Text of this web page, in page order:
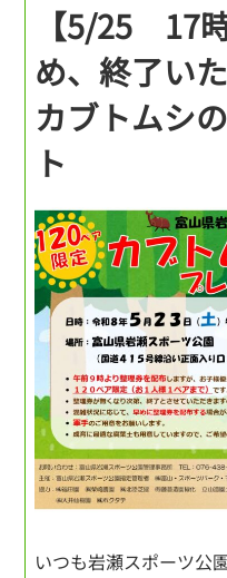
【5/25 17
め、終了
カブトムシ
ト
いつも岩瀬スポーツ公